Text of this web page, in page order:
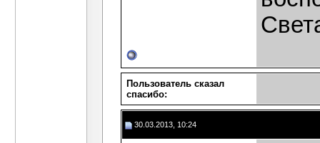
Пользователь сказал
cпасибо:
30.03.2013, 10:24